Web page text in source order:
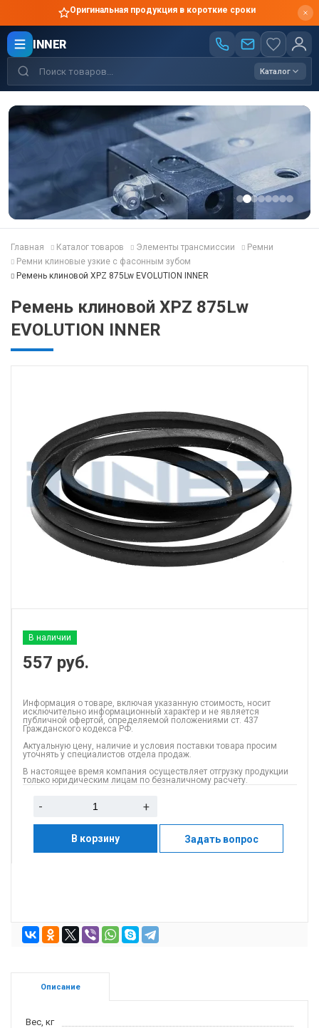
Оригинальная продукция в короткие сроки
INNER
Каталог
Главная Каталог товаров Элементы трансмиссии
Ремни
Ремни клиновые узкие с фасонным зубом
Ремень клиновой XPZ 875Lw EVOLUTION INNER
Ремень клиновой XPZ 875Lw
EVOLUTION INNER
В наличии
557 руб.
Информация о товаре, включая указанную стоимость, носит
исключительно информационный характер и не является
публичной офертой, определяемой положениями ст. 437
Гражданского кодекса РФ.
Актуальную цену, наличие и условия поставки товара просим
уточнять у специалистов отдела продаж.
В настоящее время компания осуществляет отгрузку продукции
только юридическим лицам по безналичному расчету.
- +
В корзину Задать вопрос
Описание
Вес, кг